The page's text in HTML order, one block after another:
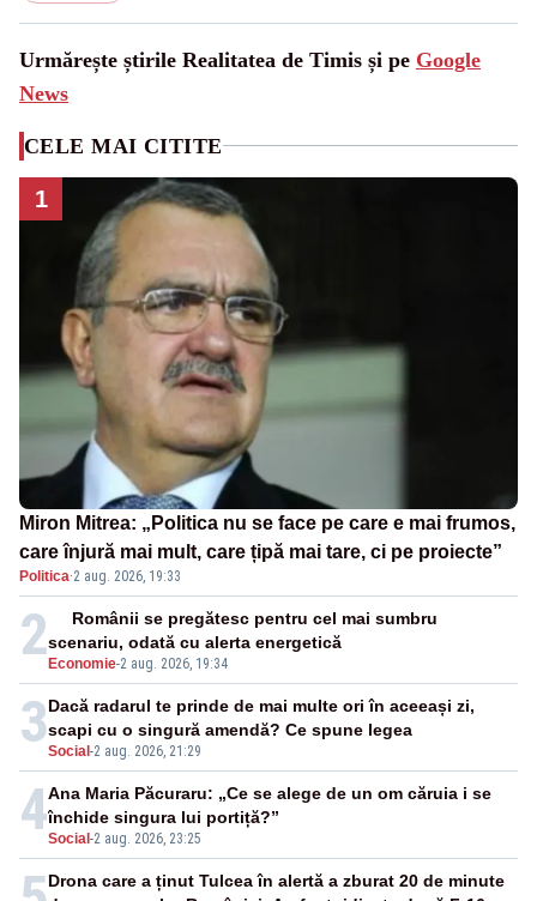
Urmărește știrile Realitatea de Timis și pe Google
News
CELE MAI CITITE
1
Miron Mitrea: „Politica nu se face pe care e mai frumos,
care înjură mai mult, care țipă mai tare, ci pe proiecte”
Politica·2 aug. 2026, 19:33
2 Economie-2 aug. 2026, 19:34
Românii se pregătesc pentru cel mai sumbru
scenariu, odată cu alerta energetică
3Social -2 aug. 2026, 21:29
Dacă radarul te prinde de mai multe ori în aceeași zi,
scapi cu o singură amendă? Ce spune legea
4Social -2 aug. 2026, 23:25
Ana Maria Păcuraru: „Ce se alege de un om căruia i se
închide singura lui portiță?”
Drona care a ținut Tulcea în alertă a zburat 20 de minute